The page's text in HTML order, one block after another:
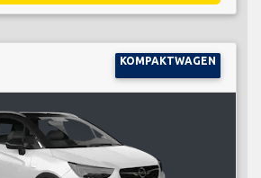
KOMPAKTWAGEN